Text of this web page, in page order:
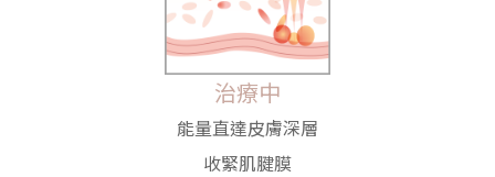
治療中
能量直達皮膚深層
收緊肌腱膜